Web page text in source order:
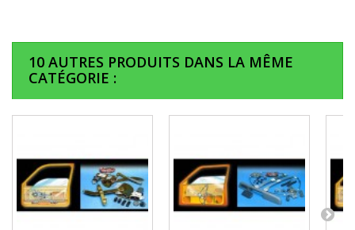
10 AUTRES PRODUITS DANS LA MÊME
CATÉGORIE :